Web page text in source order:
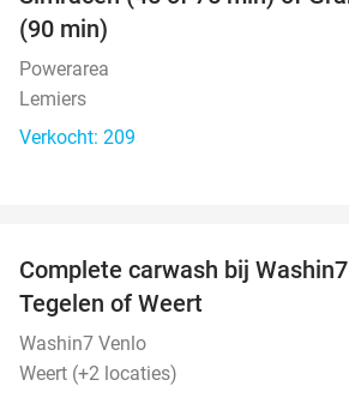
(90 min)
Powerarea
Lemiers
Verkocht: 209
Complete carwash bij
Tegelen of Weert
Washin7 Venlo
Weert (+2 locaties)